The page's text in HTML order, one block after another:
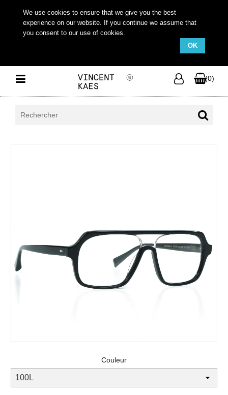
We use cookies to ensure that we give you the best
experience on our website. If you continue we assume that
you consent to our use of cookies.
OK
(0)
Couleur